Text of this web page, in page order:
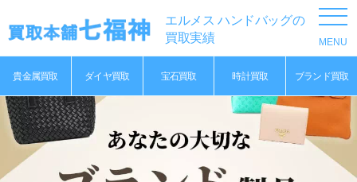
エルメス ハンドバッグの
買取実績
貴金属買取 ダイヤ買取 宝石買取 時計買取 ブランド買取